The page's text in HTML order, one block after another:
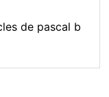
de pascal b